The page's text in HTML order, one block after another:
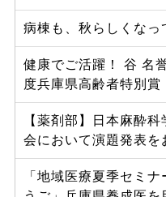
病棟も、秋らしくなっ
健康でご活躍！ 谷 名
度兵庫県高齢者特別
【薬剤部】日本麻酔
会において演題発表を
「地域医療夏季セミ